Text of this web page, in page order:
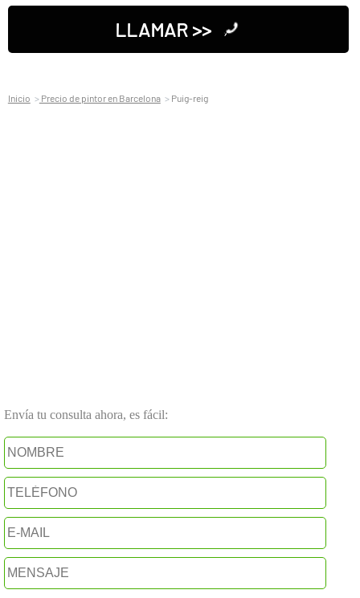
LLAMAR >>
Inicio Precio de pintor en Barcelona Puig-reig
Envía tu consulta ahora, es fácil: